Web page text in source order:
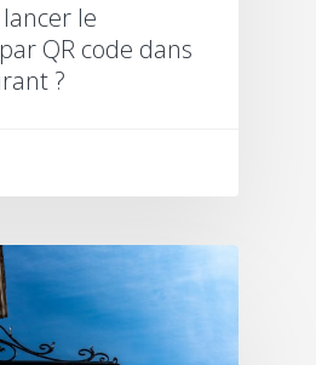
le
QR code dans
?